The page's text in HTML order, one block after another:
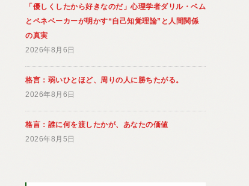
「優しくしたから好きなのだ」心理学者ダリル・ベム
とペネベーカーが明かす“自己知覚理論”と人間関係
の真実
2026年8月6日
格言：弱いひとほど、周りの人に勝ちたがる。
2026年8月6日
格言：誰に何を渡したかが、あなたの価値
2026年8月5日